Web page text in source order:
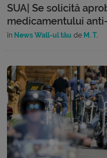
SUA| Se solicită
medicamentului
în News Wall-ul tău de M. T.